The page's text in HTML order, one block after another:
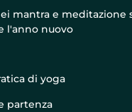
mantra e meditazione
l'anno nuovo
di yoga
partenza